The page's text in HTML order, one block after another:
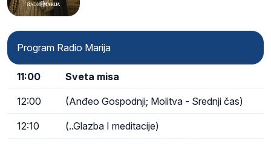
Program Radio Marija
11:00 Sveta misa
12:00 (Anđeo Gospodnji; Molitva - Srednji čas)
12:10 (..Glazba I meditacije)